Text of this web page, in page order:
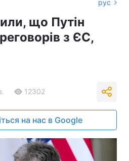
рус
що Путін
з ЄС,
12302
на нас в Google